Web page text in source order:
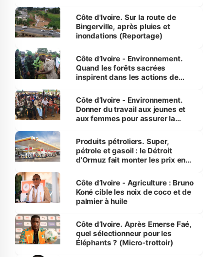
(Alassane Ouattara
Côte d'Ivoire. Sur la route de
Bingerville, après pluies et
inondations (Reportage)
Côte d’Ivoire - Environnement.
Quand les forêts sacrées
inspirent dans les actions de
Côte d’Ivoire - Environnement.
Donner du travail aux jeunes et
aux femmes pour assurer la
menacées
Produits pétroliers. Super,
pétrole et gasoil : le Détroit
d’Ormuz fait monter les prix en
Côte d’Ivoire - Agriculture : Bruno
Koné cible les noix de coco et de
palmier à huile
Côte d’Ivoire. Après Emerse Faé,
quel sélectionneur pour les
Éléphants ? (Micro-trottoir)